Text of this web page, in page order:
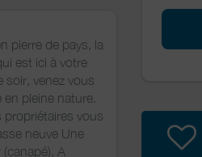
pierre de pays, la
est ici à votre
soir, venez vous
pleine nature.
propriétaires vous
neuve Une
A